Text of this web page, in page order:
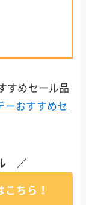
すめセール品
ーおすすめセ
／
ちら！